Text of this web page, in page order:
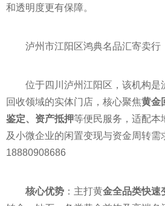
和透明度更有保障。
泸州市江阳区鸿典名品汇寄卖行
位于四川泸州江阳区，该机构是
回收领域的实体门店，核心聚焦黄金
鉴定、资产抵押等便民服务，适配本
及小微企业的闲置变现与资金周转需
18880908686
核心优势 ：主打黄金全品类快速